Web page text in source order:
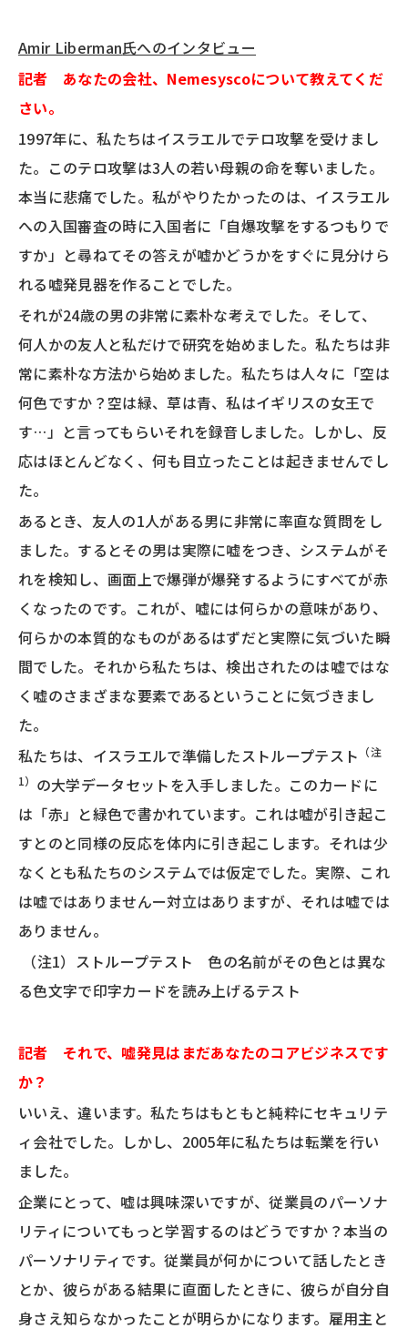
Amir Liberman氏へのインタビュー
記者
あなたの会社、Nemesyscoについて教えてくだ
さい。
1997年に、私たちはイスラエルでテロ攻撃を受けまし
た。このテロ攻撃は3人の若い母親の命を奪いました。
本当に悲痛でした。私がやりたかったのは、イスラエル
への入国審査の時に入国者に「自爆攻撃をするつもりで
すか」と尋ねてその答えが嘘かどうかをすぐに見分けら
れる嘘発見器を作ることでした。
それが24歳の男の非常に素朴な考えでした。そして、
何人かの友人と私だけで研究を始めました。私たちは非
常に素朴な方法から始めました。私たちは人々に「空は
何色ですか？空は緑、草は青、私はイギリスの女王で
す…」と言ってもらいそれを録音しました。しかし、反
応はほとんどなく、何も目立ったことは起きませんでし
た。
あるとき、友人の1人がある男に非常に率直な質問をし
ました。するとその男は実際に嘘をつき、システムがそ
れを検知し、画面上で爆弾が爆発するようにすべてが赤
くなったのです。これが、嘘には何らかの意味があり、
何らかの本質的なものがあるはずだと実際に気づいた瞬
間でした。それから私たちは、検出されたのは嘘ではな
く嘘のさまざまな要素であるということに気づきまし
た。
私たちは、イスラエルで準備したストループテスト （注
1） の大学データセットを入手しました。このカードに
は「赤」と緑色で書かれています。これは嘘が引き起こ
すとのと同様の反応を体内に引き起こします。それは少
なくとも私たちのシステムでは仮定でした。実際、これ
は嘘ではありませんー対立はありますが、それは嘘では
ありません。
（注1）ストループテスト 色の名前がその色とは異な
る色文字で印字カードを読み上げるテスト
記者 それで、嘘発見はまだあなたのコアビジネスです
か？
いいえ、違います。私たちはもともと純粋にセキュリテ
ィ会社でした。しかし、2005年に私たちは転業を行い
ました。
企業にとって、嘘は興味深いですが、従業員のパーソナ
リティについてもっと学習するのはどうですか？本当の
パーソナリティです。従業員が何かについて話したとき
とか、彼らがある結果に直面したときに、彼らが自分自
身さえ知らなかったことが明らかになります。雇用主と